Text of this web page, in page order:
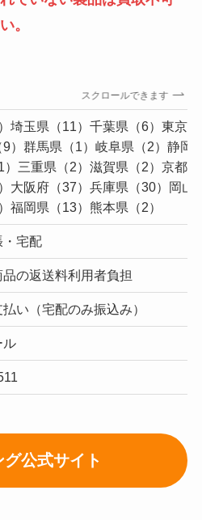
。
スクロールできます
埼玉県（11）千葉県（6）東京
）群馬県（1）岐阜県（2）静岡
）三重県（2）滋賀県（2）京都
大阪府（37）兵庫県（30）岡山
福岡県（13）熊本県（2）
・宅配
の返送料利用者負担
い（宅配のみ振込み）
ル
公式サイト